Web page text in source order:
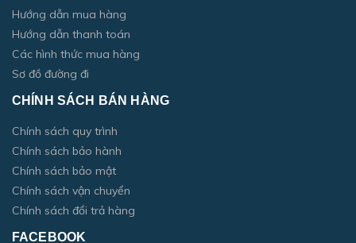
Hướng dẫn mua hàng
Hướng dẫn thanh toán
Các hình thức mua hàng
Sơ đồ đường đi
CHÍNH SÁCH BÁN HÀNG
Chính sách quy trình
Chính sách bảo hành
Chính sách bảo mật
Chính sách vận chuyển
Chính sách đổi trả hàng
FACEBOOK